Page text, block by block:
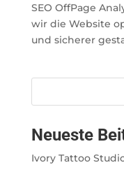
SEO OffPage
wir die Website
und sicherer
Neueste
Ivory Tattoo